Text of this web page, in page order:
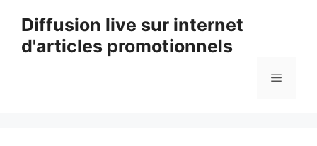
contenu
Diffusion live sur internet
d'articles promotionnels
Menu